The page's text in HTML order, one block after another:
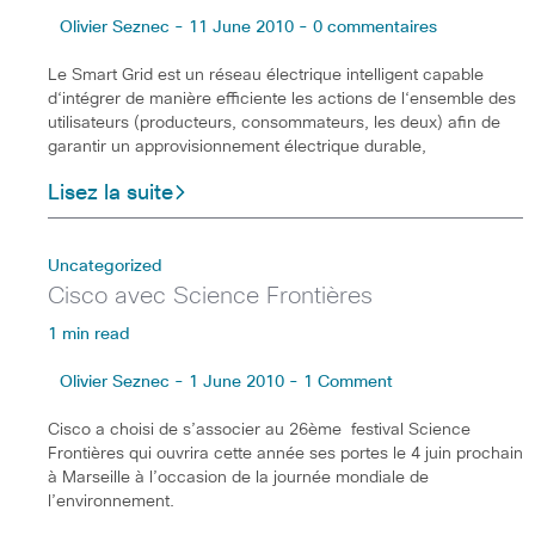
Olivier Seznec - 11 June 2010 - 0 commentaires
Le Smart Grid est un réseau électrique intelligent capable
d‘intégrer de manière efficiente les actions de l‘ensemble des
utilisateurs (producteurs, consommateurs, les deux) afin de
garantir un approvisionnement électrique durable,
Lisez la suite
Uncategorized
Cisco avec Science Frontières
1 min read
Olivier Seznec - 1 June 2010 - 1 Comment
Cisco a choisi de s’associer au 26ème festival Science
Frontières qui ouvrira cette année ses portes le 4 juin prochain
à Marseille à l’occasion de la journée mondiale de
l’environnement.